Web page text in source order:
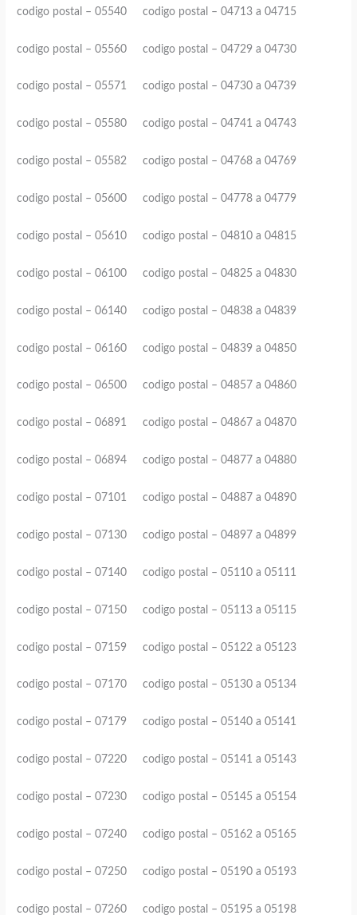
codigo postal – 05540 codigo postal – 04713 a 04715
codigo postal – 05560 codigo postal – 04729 a 04730
codigo postal – 05571 codigo postal – 04730 a 04739
codigo postal – 05580 codigo postal – 04741 a 04743
codigo postal – 05582 codigo postal – 04768 a 04769
codigo postal – 05600 codigo postal – 04778 a 04779
codigo postal – 05610 codigo postal – 04810 a 04815
codigo postal – 06100 codigo postal – 04825 a 04830
codigo postal – 06140 codigo postal – 04838 a 04839
codigo postal – 06160 codigo postal – 04839 a 04850
codigo postal – 06500 codigo postal – 04857 a 04860
codigo postal – 06891 codigo postal – 04867 a 04870
codigo postal – 06894 codigo postal – 04877 a 04880
codigo postal – 07101 codigo postal – 04887 a 04890
codigo postal – 07130 codigo postal – 04897 a 04899
codigo postal – 07140 codigo postal – 05110 a 05111
codigo postal – 07150 codigo postal – 05113 a 05115
codigo postal – 07159 codigo postal – 05122 a 05123
codigo postal – 07170 codigo postal – 05130 a 05134
codigo postal – 07179 codigo postal – 05140 a 05141
codigo postal – 07220 codigo postal – 05141 a 05143
codigo postal – 07230 codigo postal – 05145 a 05154
codigo postal – 07240 codigo postal – 05162 a 05165
codigo postal – 07250 codigo postal – 05190 a 05193
codigo postal – 07260 codigo postal – 05195 a 05198